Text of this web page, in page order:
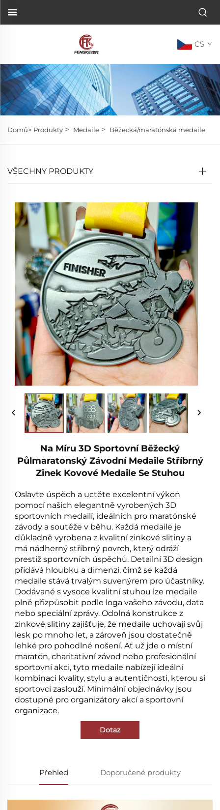
CS
Domů> Produkty > Medaile > Běžecká/maratónská medaile
VŠECHNY PRODUKTY
Na Míru 3D Sportovní Běžecký
Půlmaratonský Závodní Medaile Stříbrný
Zinek Kovové Medaile Se Stuhou
Oslavte úspěch a uctěte excelentní výkon
pomocí našich elegantně vyrobených 3D
sportovních medailí, ideálních pro maratónské
závody a soutěže v běhu. Každá medaile je
důkladně vyrobena z kvalitní zinkové slitiny a
má nádherný stříbrný povrch, který odráží
prestiž sportovních úspěchů. Detailní 3D design
přidává hloubku a dimenzi, čímž se každá
medaile stává trvalým suvenýrem pro účastníky.
Dodávané s vysoce kvalitní stuhou lze medaile
plně přizpůsobit podle loga vašeho závodu, data
nebo speciální zprávy. Odolná konstrukce z
zinkové slitiny zajišťuje, že medaile uchovají svůj
lesk po mnoho let, a zároveň jsou dostatečně
lehké pro pohodlné nošení. Ať už jde o místní
maratón, charitativní závod nebo profesionální
sportovní akci, tyto medaile nabízejí ideální
kombinaci kvality, stylu a autentičnosti, kterou si
sportovci zaslouží. Minimální objednávky jsou
dostupné pro organizátory akcí a sportovní
organizace.
Dotaz
Přehled Doporučené produkty